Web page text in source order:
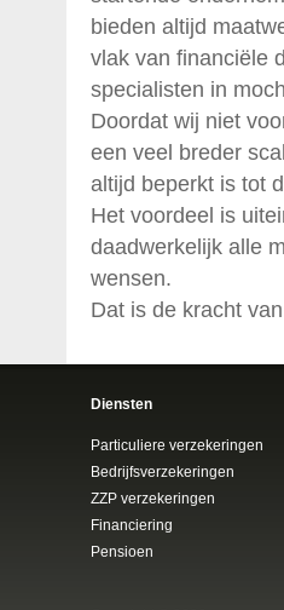
bieden altijd
vlak van financiële
specialisten in
Doordat wij niet
een veel breder
altijd beperkt is tot
Het voordeel is
daadwerkelijk alle
wensen.
Dat is de kracht
Diensten
Particuliere verzekeringen
Bedrijfsverzekeringen
ZZP verzekeringen
Financiering
Pensioen